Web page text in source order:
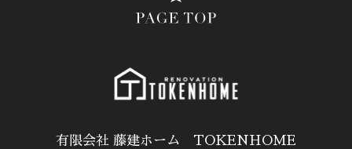
有限会社 藤建ホーム TOKENHOME